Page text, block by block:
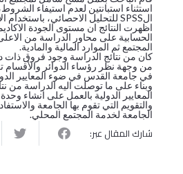
الSPSS للتحليل الاحصائي، باستخدام الاختبارات الاحصائية اللازمة.
اظهرت النتائج ان مستوى الجودة
الحسابية على محاور الدراسة من الاعلى
المجتمع ثم الموارد المالية والمادية.
في جامعة القدس في ضوء المعايير
وبناء على ما توصلت اليه الدراسة من
المعايير الدولية بالعمل على انشاء
والتقويم التي تقوم بها الجامعة
الجامعة لخدمة المجتمع المحلي.
شارك المقال عبر: